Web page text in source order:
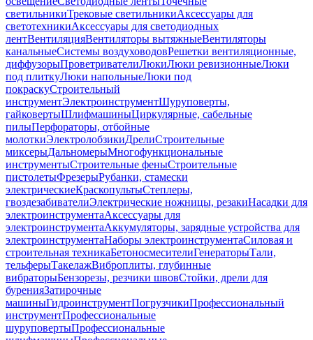
светильникиТрековые светильникиАксессуары для
светотехникиАксессуары для светодиодных
лентВентиляцияВентиляторы вытяжныеВентиляторы
канальныеСистемы воздуховодовРешетки вентиляционные,
диффузорыПроветривателиЛюкиЛюки ревизионныеЛюки
под плиткуЛюки напольныеЛюки под
покраскуСтроительный
инструментЭлектроинструментШуруповерты,
гайковертыШлифмашиныЦиркулярные, сабельные
пилыПерфораторы, отбойные
молоткиЭлектролобзикиДрелиСтроительные
миксерыДальномерыМногофункциональные
инструментыСтроительные феныСтроительные
пистолетыФрезерыРубанки, стамески
электрическиеКраскопультыСтеплеры,
гвоздезабивателиЭлектрические ножницы, резакиНасадки для
электроинструментаАксессуары для
электроинструментаАккумуляторы, зарядные устройства для
электроинструментаНаборы электроинструментаСиловая и
строительная техникаБетоносмесителиГенераторыТали,
тельферыТакелажВиброплиты, глубинные
вибраторыБензорезы, резчики швовСтойки, дрели для
буренияЗатирочные
машиныГидроинструментПогрузчикиПрофессиональный
инструментПрофессиональные
шуруповертыПрофессиональные